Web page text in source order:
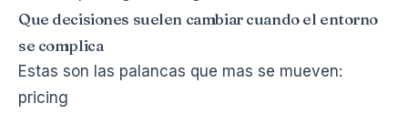
Que decisiones suelen cambiar cuando el entorno
se complica
Estas son las palancas que mas se mueven:
pricing